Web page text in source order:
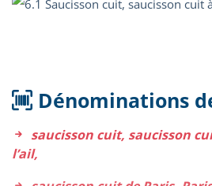
Dénominations
saucisson cuit, saucisson
l’ail,